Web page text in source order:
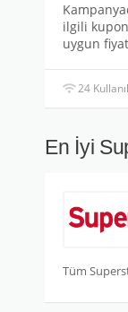
ilgili
uygun
24
En İyi